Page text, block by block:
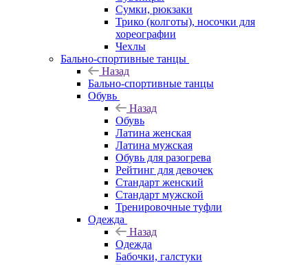
Сумки, рюкзаки
Трико (колготы), носочки для
хореографии
Чехлы
Бально-спортивные танцы
Назад
Бально-спортивные танцы
Обувь
Назад
Обувь
Латина женская
Латина мужская
Обувь для разогрева
Рейтинг для девочек
Стандарт женский
Стандарт мужской
Тренировочные туфли
Одежда
Назад
Одежда
Бабочки, галстуки